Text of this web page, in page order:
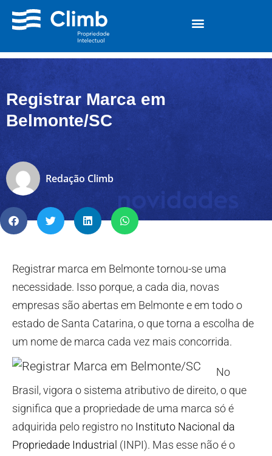
Registrar Marca em
Belmonte/SC
Redação Climb
Registrar marca em Belmonte tornou-se uma
necessidade. Isso porque, a cada dia, novas
empresas são abertas em Belmonte e em todo o
estado de Santa Catarina, o que torna a escolha de
um nome de marca cada vez mais concorrida.
No
Brasil, vigora o sistema atributivo de direito, o que
significa que a propriedade de uma marca só é
adquirida pelo registro no Instituto Nacional da
Propriedade Industrial (INPI). Mas esse não é o